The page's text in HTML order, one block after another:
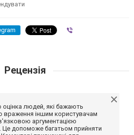
Рецензія
оцінка людей, які бажають
враження іншим користувачам
аргументацією
Це допоможе багатьом прийняти